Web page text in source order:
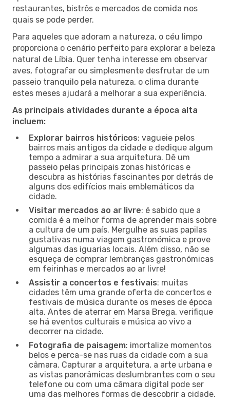
restaurantes, bistrôs e mercados de comida nos
quais se pode perder.
Para aqueles que adoram a natureza, o céu limpo
proporciona o cenário perfeito para explorar a beleza
natural de Líbia. Quer tenha interesse em observar
aves, fotografar ou simplesmente desfrutar de um
passeio tranquilo pela natureza, o clima durante
estes meses ajudará a melhorar a sua experiência.
As principais atividades durante a época alta
incluem:
Explorar bairros históricos: vagueie pelos
bairros mais antigos da cidade e dedique algum
tempo a admirar a sua arquitetura. Dê um
passeio pelas principais zonas históricas e
descubra as histórias fascinantes por detrás de
alguns dos edifícios mais emblemáticos da
cidade.
Visitar mercados ao ar livre: é sabido que a
comida é a melhor forma de aprender mais sobre
a cultura de um país. Mergulhe as suas papilas
gustativas numa viagem gastronómica e prove
algumas das iguarias locais. Além disso, não se
esqueça de comprar lembranças gastronómicas
em feirinhas e mercados ao ar livre!
Assistir a concertos e festivais: muitas
cidades têm uma grande oferta de concertos e
festivais de música durante os meses de época
alta. Antes de aterrar em Marsa Brega, verifique
se há eventos culturais e música ao vivo a
decorrer na cidade.
Fotografia de paisagem: imortalize momentos
belos e perca-se nas ruas da cidade com a sua
câmara. Capturar a arquitetura, a arte urbana e
as vistas panorâmicas deslumbrantes com o seu
telefone ou com uma câmara digital pode ser
uma das melhores formas de descobrir a cidade.